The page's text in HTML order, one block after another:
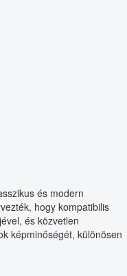
és modern
hogy kompatibilis
és közvetlen
képminőségét, különösen